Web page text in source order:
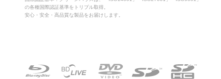
の各種国際認証基準をトリプル取得。
安心・安全・高品質な製品をお届けします。